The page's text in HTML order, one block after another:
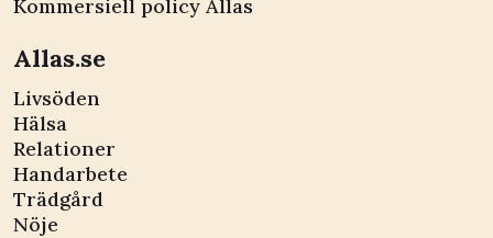
Kommersiell policy Allas
Allas.se
Livsöden
Hälsa
Relationer
Handarbete
Trädgård
Nöje